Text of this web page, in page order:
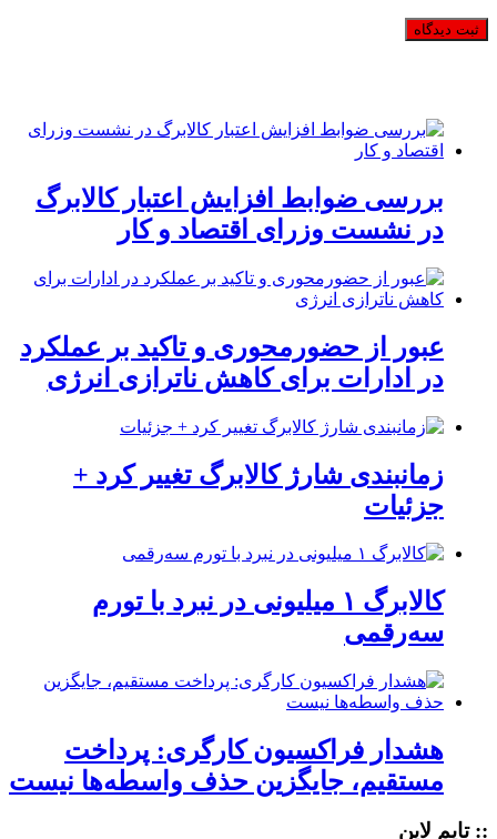
بررسی ضوابط افزایش اعتبار کالابرگ
در نشست وزرای اقتصاد و کار
عبور از حضورمحوری و تاکید بر عملکرد
در ادارات برای کاهش ناترازی انرژی
زمانبندی شارژ کالابرگ تغییر کرد +
جزئیات
کالابرگ ۱ میلیونی در نبرد با تورم
سه‌رقمی
هشدار فراکسیون کارگری: پرداخت
مستقیم، جایگزین حذف واسطه‌ها نیست
:: تایم لاین